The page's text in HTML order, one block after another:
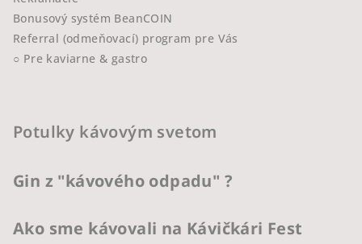
Bonusový systém BeanCOIN
Referral (odmeňovací) program pre Vás
○ Pre kaviarne & gastro
Potulky kávovým svetom
Gin z "kávového odpadu" ?
Ako sme kávovali na Kávičkári Fest